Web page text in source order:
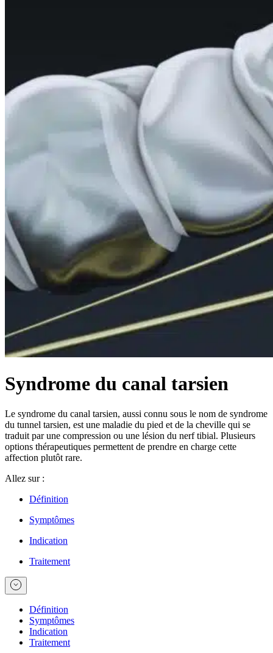
Syndrome du canal tarsien
Le syndrome du canal tarsien, aussi connu sous le nom de syndrome
du tunnel tarsien, est une maladie du pied et de la cheville qui se
traduit par une compression ou une lésion du nerf tibial. Plusieurs
options thérapeutiques permettent de prendre en charge cette
affection plutôt rare.
Allez sur :
Définition
Symptômes
Indication
Traitement
Définition
Symptômes
Indication
Traitement